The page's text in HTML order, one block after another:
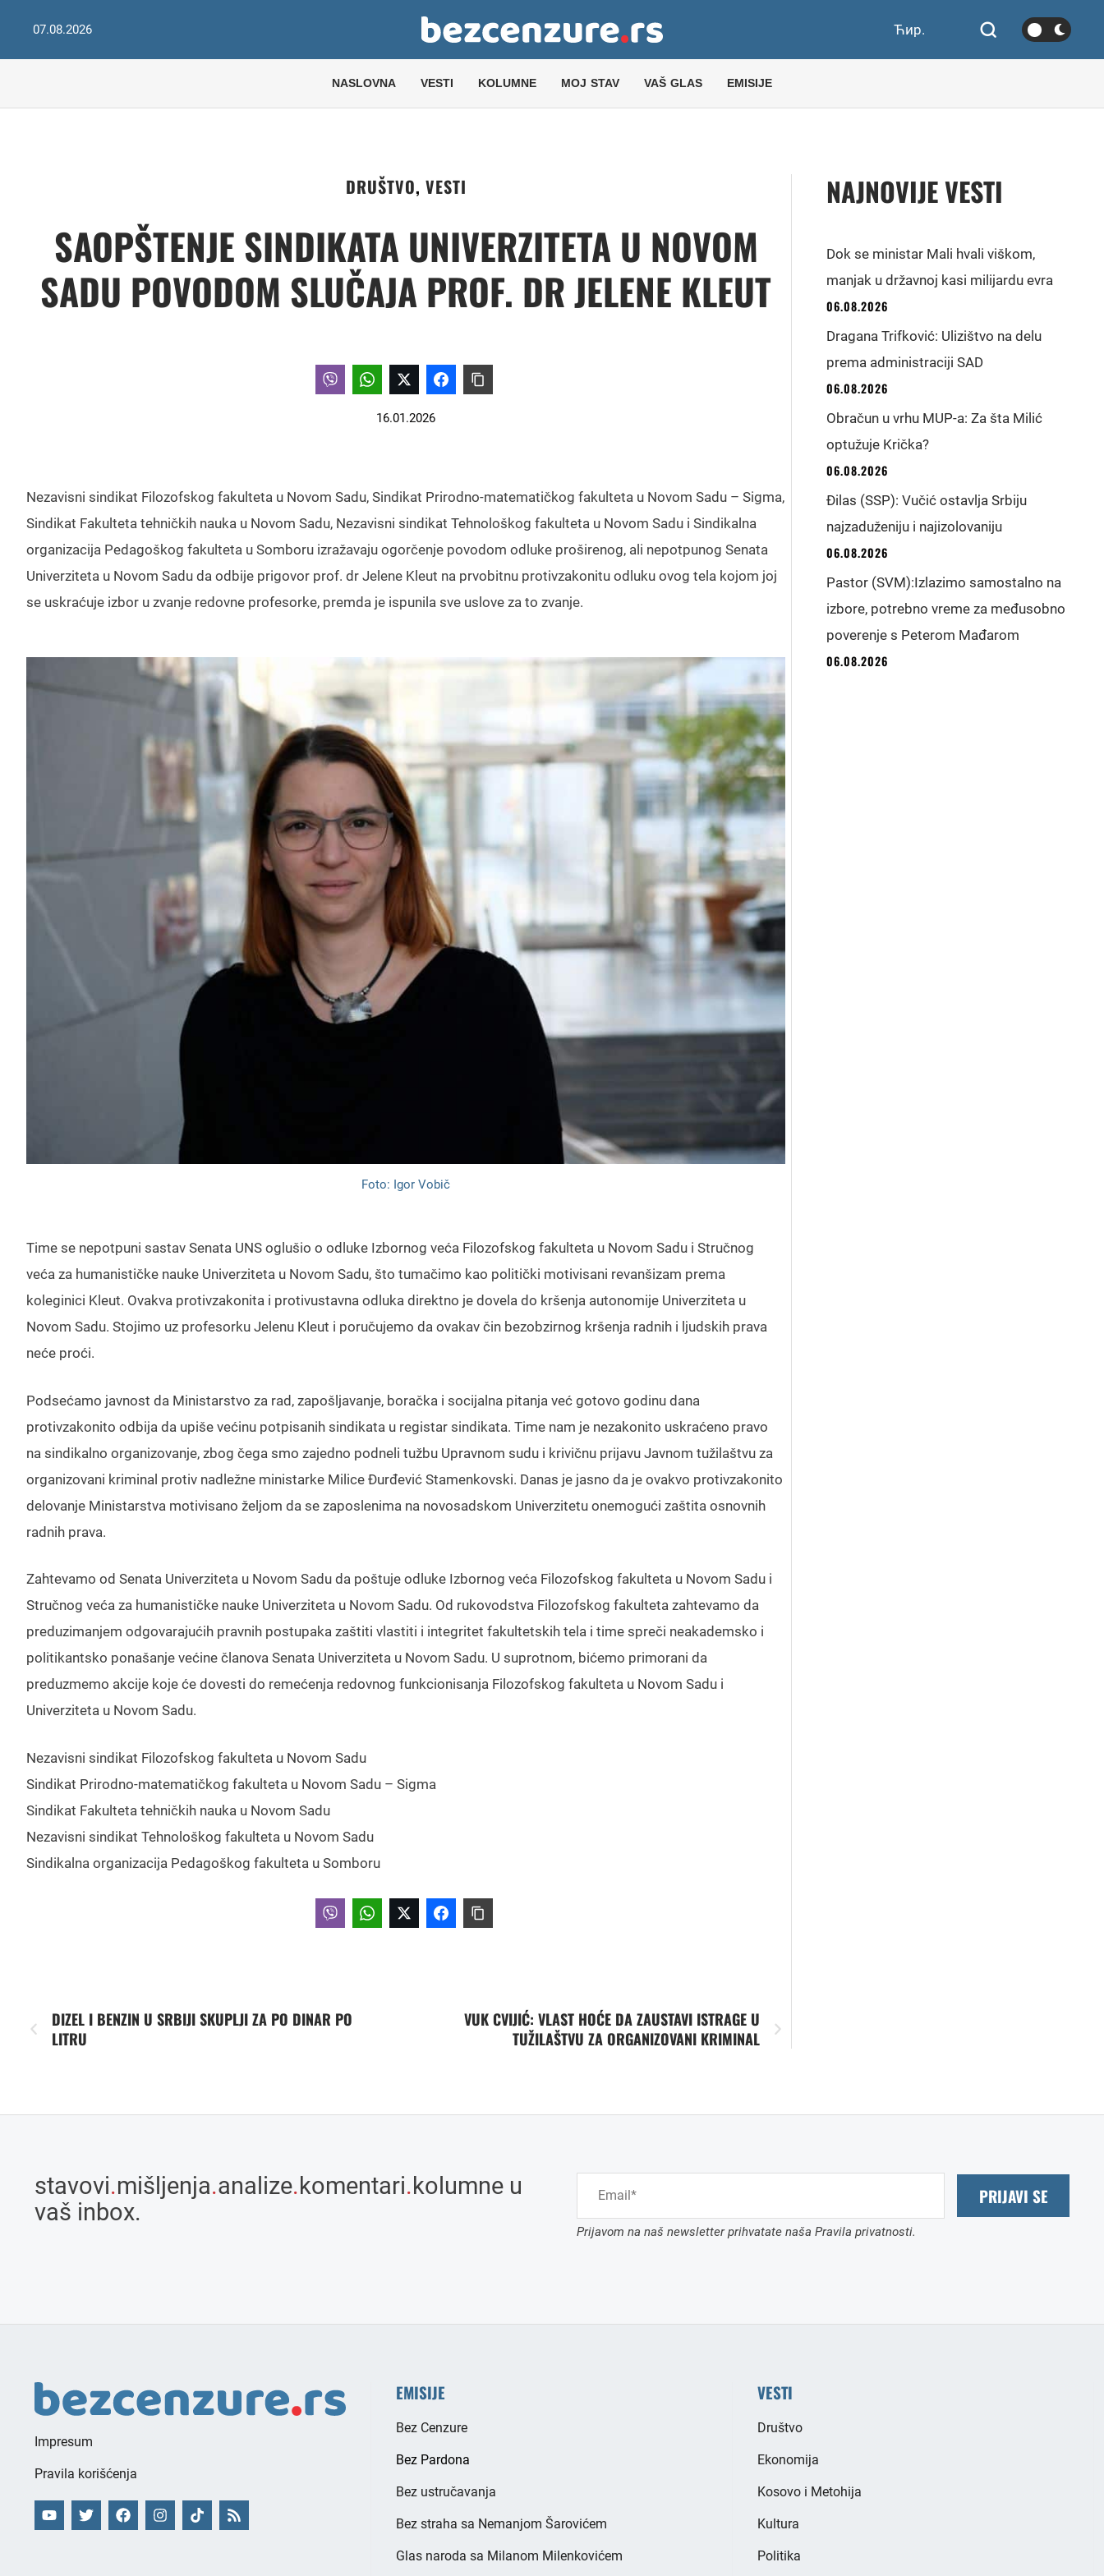
07.08.2026 Ћир.
NASLOVNA VESTI KOLUMNE MOJ STAV VAŠ GLAS EMISIJE
DRUŠTVO, VESTI
SAOPŠTENJE SINDIKATA UNIVERZITETA U NOVOM
SADU POVODOM SLUČAJA PROF. DR JELENE KLEUT
16.01.2026
Nezavisni sindikat Filozofskog fakulteta u Novom Sadu, Sindikat Prirodno-matematičkog fakulteta u Novom Sadu – Sigma,
Sindikat Fakulteta tehničkih nauka u Novom Sadu, Nezavisni sindikat Tehnološkog fakulteta u Novom Sadu i Sindikalna
organizacija Pedagoškog fakulteta u Somboru izražavaju ogorčenje povodom odluke proširenog, ali nepotpunog Senata
Univerziteta u Novom Sadu da odbije prigovor prof. dr Jelene Kleut na prvobitnu protivzakonitu odluku ovog tela kojom joj
se uskraćuje izbor u zvanje redovne profesorke, premda je ispunila sve uslove za to zvanje.
Foto: Igor Vobič
Time se nepotpuni sastav Senata UNS oglušio o odluke Izbornog veća Filozofskog fakulteta u Novom Sadu i Stručnog
veća za humanističke nauke Univerziteta u Novom Sadu, što tumačimo kao politički motivisani revanšizam prema
koleginici Kleut. Ovakva protivzakonita i protivustavna odluka direktno je dovela do kršenja autonomije Univerziteta u
Novom Sadu. Stojimo uz profesorku Jelenu Kleut i poručujemo da ovakav čin bezobzirnog kršenja radnih i ljudskih prava
neće proći.
Podsećamo javnost da Ministarstvo za rad, zapošljavanje, boračka i socijalna pitanja već gotovo godinu dana
protivzakonito odbija da upiše većinu potpisanih sindikata u registar sindikata. Time nam je nezakonito uskraćeno pravo
na sindikalno organizovanje, zbog čega smo zajedno podneli tužbu Upravnom sudu i krivičnu prijavu Javnom tužilaštvu za
organizovani kriminal protiv nadležne ministarke Milice Đurđević Stamenkovski. Danas je jasno da je ovakvo protivzakonito
delovanje Ministarstva motivisano željom da se zaposlenima na novosadskom Univerzitetu onemogući zaštita osnovnih
radnih prava.
Zahtevamo od Senata Univerziteta u Novom Sadu da poštuje odluke Izbornog veća Filozofskog fakulteta u Novom Sadu i
Stručnog veća za humanističke nauke Univerziteta u Novom Sadu. Od rukovodstva Filozofskog fakulteta zahtevamo da
preduzimanjem odgovarajućih pravnih postupaka zaštiti vlastiti i integritet fakultetskih tela i time spreči neakademsko i
politikantsko ponašanje većine članova Senata Univerziteta u Novom Sadu. U suprotnom, bićemo primorani da
preduzmemo akcije koje će dovesti do remećenja redovnog funkcionisanja Filozofskog fakulteta u Novom Sadu i
Univerziteta u Novom Sadu.
Nezavisni sindikat Filozofskog fakulteta u Novom Sadu
Sindikat Prirodno-matematičkog fakulteta u Novom Sadu – Sigma
Sindikat Fakulteta tehničkih nauka u Novom Sadu
Nezavisni sindikat Tehnološkog fakulteta u Novom Sadu
Sindikalna organizacija Pedagoškog fakulteta u Somboru
DIZEL I BENZIN U SRBIJI SKUPLJI ZA PO DINAR PO
LITRU
VUK CVIJIĆ: VLAST HOĆE DA ZAUSTAVI ISTRAGE U
TUŽILAŠTVU ZA ORGANIZOVANI KRIMINAL
NAJNOVIJE VESTI
Dok se ministar Mali hvali viškom,
manjak u državnoj kasi milijardu evra
06.08.2026
Dragana Trifković: Ulizištvo na delu
prema administraciji SAD
06.08.2026
Obračun u vrhu MUP-a: Za šta Milić
optužuje Krička?
06.08.2026
Đilas (SSP): Vučić ostavlja Srbiju
najzaduženiju i najizolovaniju
06.08.2026
Pastor (SVM):Izlazimo samostalno na
izbore, potrebno vreme za međusobno
poverenje s Peterom Mađarom
06.08.2026
stavovi.mišljenja.analize.komentari.kolumne u
vaš inbox.
PRIJAVI SE
Prijavom na naš newsletter prihvatate naša Pravila privatnosti.
Impresum
Pravila korišćenja
EMISIJE
Bez Cenzure
Bez Pardona
Bez ustručavanja
Bez straha sa Nemanjom Šarovićem
Glas naroda sa Milanom Milenkovićem
VESTI
Društvo
Ekonomija
Kosovo i Metohija
Kultura
Politika